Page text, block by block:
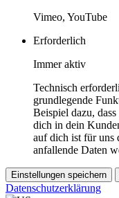
Vimeo, YouTube
Erforderlich
Immer aktiv
Technisch
grundlegende
Beispiel dazu,
dich in dein
auf dich ist für uns
anfallende Daten
Einstellungen speichern
Datenschutzerklärung